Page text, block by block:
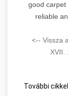
good carpet
reliable
<-- Vissza
XVII.
További